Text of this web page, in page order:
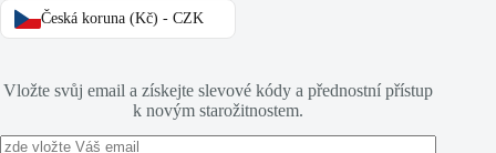
Česká koruna (Kč) - CZK
Vložte svůj email a získejte slevové kódy a přednostní přístup
k novým starožitnostem.